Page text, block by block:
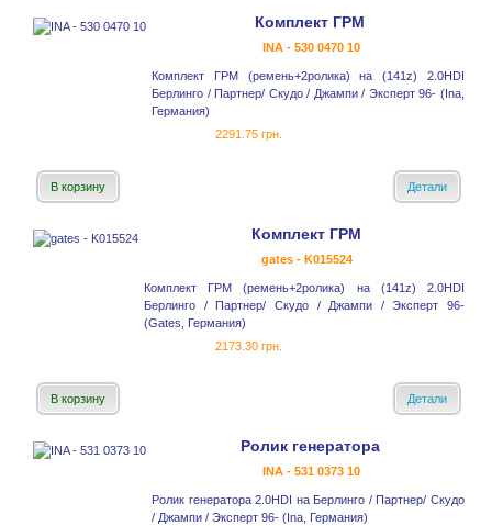
Комплект ГРМ
INA - 530 0470 10
Комплект ГРМ (ремень+2ролика) на (141z) 2.0HDI
Берлинго / Партнер/ Скудо / Джампи / Эксперт 96- (Ina,
Германия)
2291.75 грн.
В корзину Детали
Комплект ГРМ
gates - K015524
Комплект ГРМ (ремень+2ролика) на (141z) 2.0HDI
Берлинго / Партнер/ Скудо / Джампи / Эксперт 96-
(Gates, Германия)
2173.30 грн.
В корзину Детали
Ролик генератора
INA - 531 0373 10
Ролик генератора 2.0HDI на Берлинго / Партнер/ Скудо
/ Джампи / Эксперт 96- (Ina, Германия)